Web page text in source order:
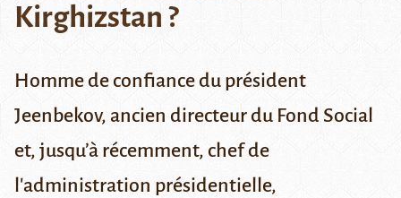
Kirghizstan ?
Homme de confiance du président
Jeenbekov, ancien directeur du Fond Social
et, jusqu’à récemment, chef de
l'administration présidentielle,